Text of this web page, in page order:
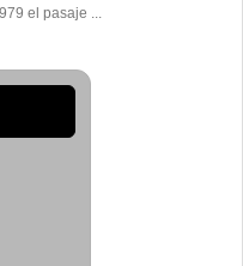
el pasaje ...